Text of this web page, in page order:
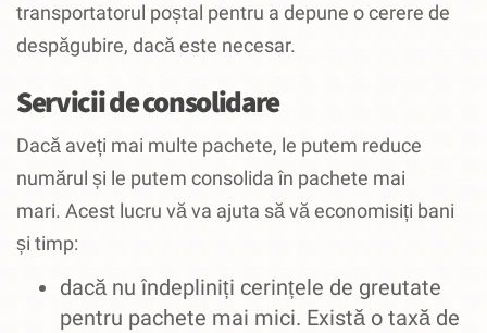
transportatorul poștal pentru a depune o cerere de
despăgubire, dacă este necesar.
Servicii de consolidare
Dacă aveți mai multe pachete, le putem reduce
numărul și le putem consolida în pachete mai
mari. Acest lucru vă va ajuta să vă economisiți bani
și timp:
dacă nu îndepliniți cerințele de greutate
pentru pachete mai mici. Există o taxă de